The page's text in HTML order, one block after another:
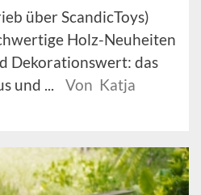
über ScandicToys)
Holz-Neuheiten
Dekorationswert: das
und ...
Von Katja